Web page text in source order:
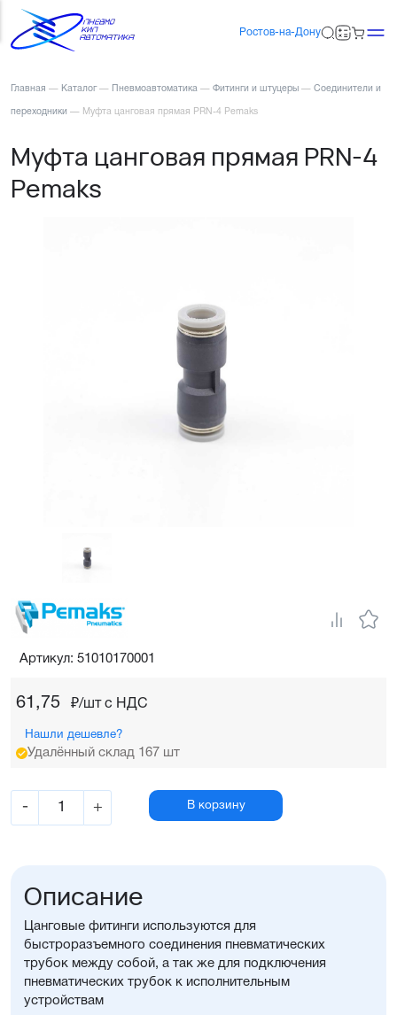
Ростов-на-Дону
Главная — Каталог — Пневмоавтоматика — Фитинги и штуцеры — Соединители и
переходники — Муфта цанговая прямая PRN-4 Pemaks
Муфта цанговая прямая PRN-4
Pemaks
61,75 ₽/шт c НДС
Нашли дешевле?
Удалённый склад 167 шт
- + В корзину
Артикул: 51010170001
Описание
Цанговые фитинги используются для
быстроразъемного соединения пневматических
трубок между собой, а так же для подключения
пневматических трубок к исполнительным
устройствам